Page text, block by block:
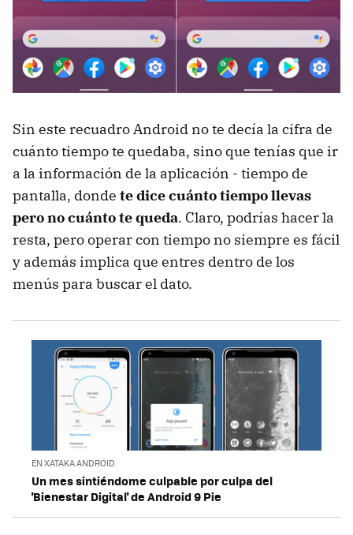
Sin este recuadro Android no te decía la cifra de
cuánto tiempo te quedaba, sino que tenías que ir
a la información de la aplicación - tiempo de
pantalla, donde te dice cuánto tiempo llevas
pero no cuánto te queda. Claro, podrías hacer la
resta, pero operar con tiempo no siempre es fácil
y además implica que entres dentro de los
menús para buscar el dato.
EN XATAKA ANDROID
Un mes sintiéndome culpable por culpa del
'Bienestar Digital' de Android 9 Pie